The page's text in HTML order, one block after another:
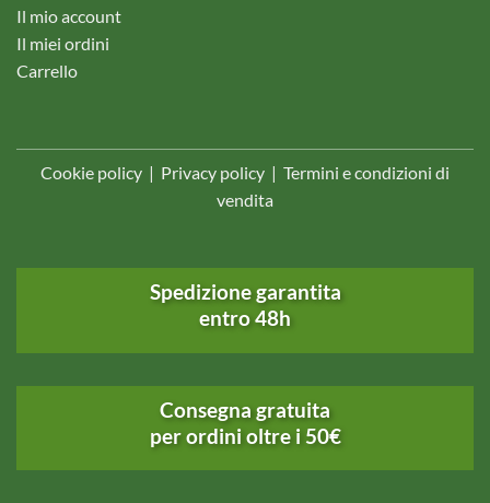
Il mio account
Il miei ordini
Carrello
Cookie policy | Privacy policy | Termini e condizioni di
vendita
Spedizione garantita
entro 48h
Consegna gratuita
per ordini oltre i 50€